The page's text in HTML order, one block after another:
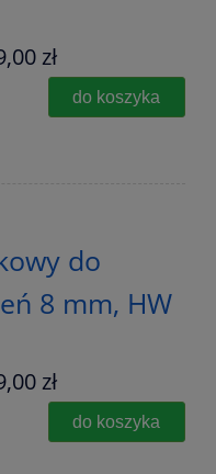
zł
do koszyka
do
8 mm, HW
zł
do koszyka